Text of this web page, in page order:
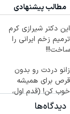
مطالب پیشنهادی
این دکتر شیرازی کرم
ترمیم زخم ایرانی را
ساخت!!!
زانو دردت رو بدون
قرص برای همیشه
خوب کن! (قدم اول،
پرسش‌نامه)
دیدگاه‌ها